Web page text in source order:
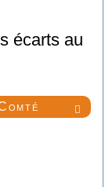

écarts au